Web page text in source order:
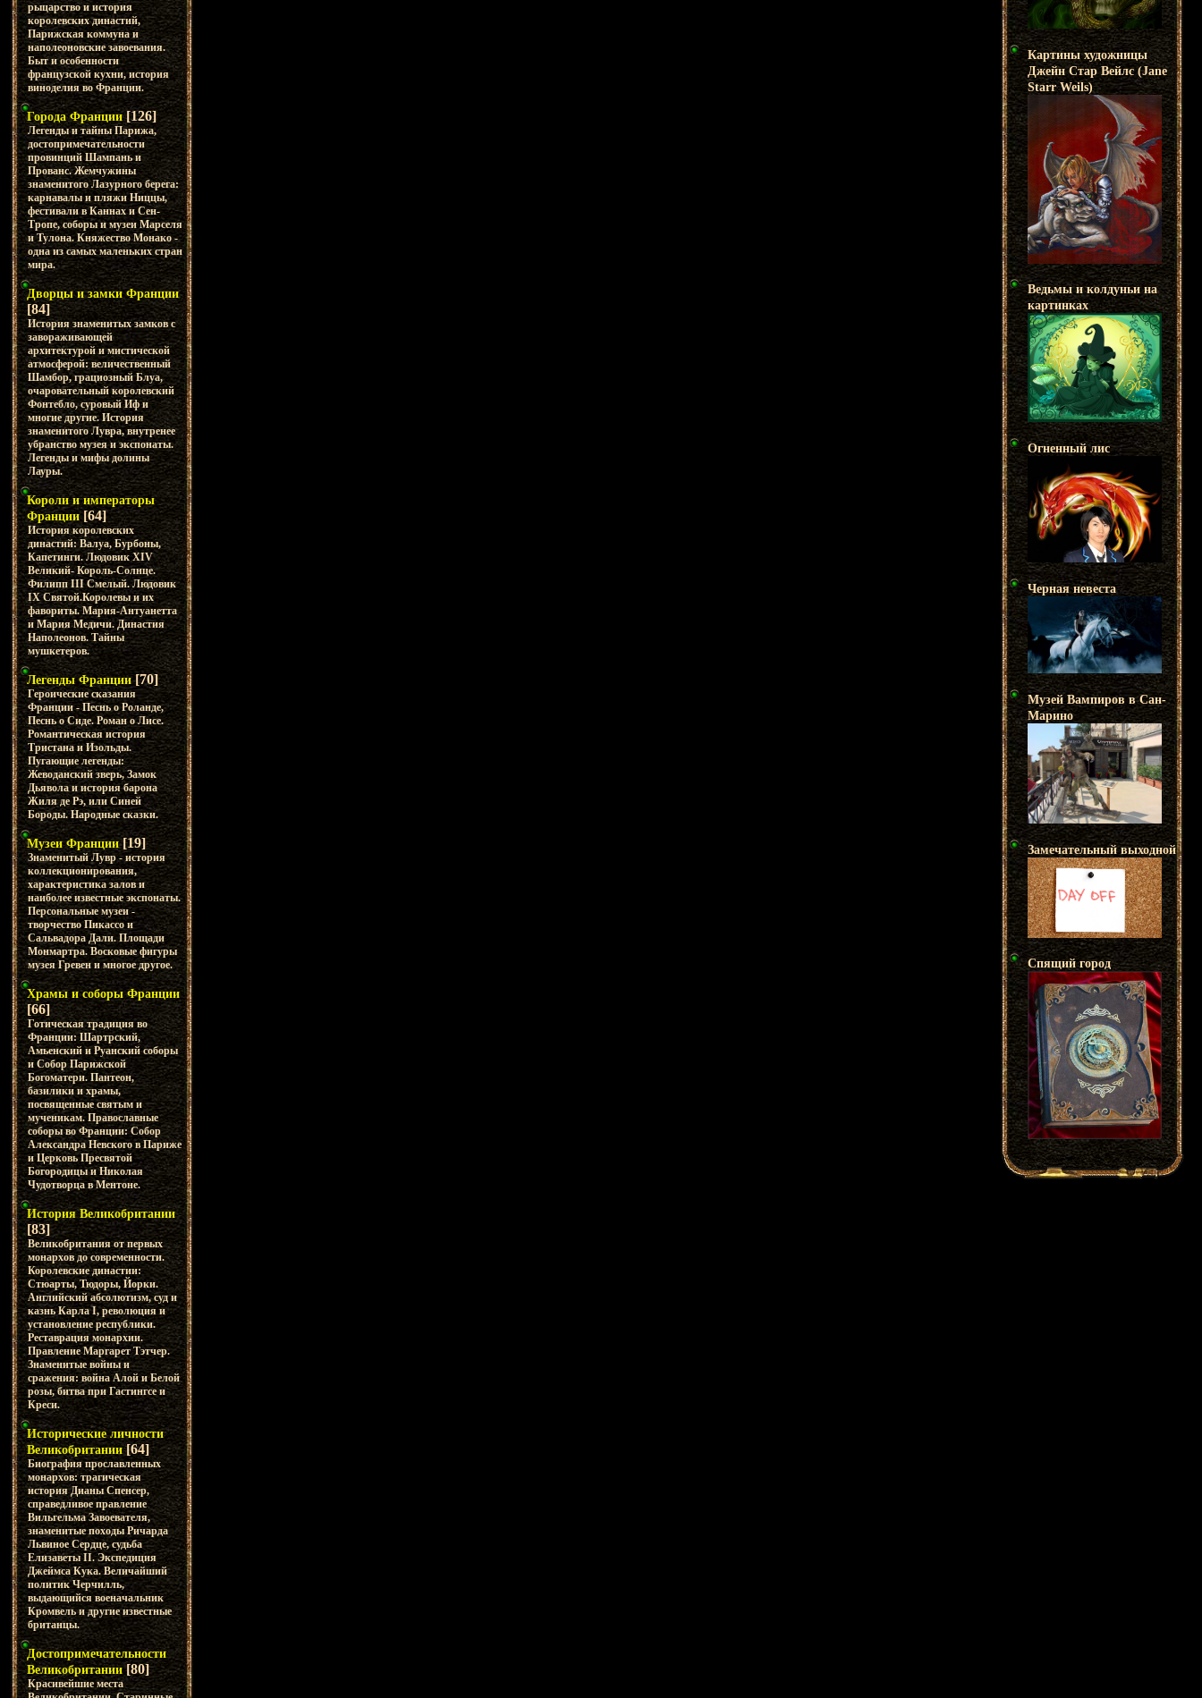
рыцарство и история
королевских династий,
Парижская коммуна и
наполеоновские завоевания.
Быт и особенности
французской кухни, история
виноделия во Франции.
Города Франции [126]
Легенды и тайны Парижа,
достопримечательности
провинций Шампань и
Прованс. Жемчужины
знаменитого Лазурного берега:
карнавалы и пляжи Ниццы,
фестивали в Каннах и Сен-
Тропе, соборы и музеи Марселя
и Тулона. Княжество Монако -
одна из самых маленьких стран
мира.
Дворцы и замки Франции
[84]
История знаменитых замков с
завораживающей
архитектурой и мистической
атмосферой: величественный
Шамбор, грациозный Блуа,
очаровательный королевский
Фонтебло, суровый Иф и
многие другие. История
знаменитого Лувра, внутренее
убранство музея и экспонаты.
Легенды и мифы долины
Лауры.
Короли и императоры
Франции [64]
История королевских
династий: Валуа, Бурбоны,
Капетинги. Людовик XIV
Великий- Король-Солнце.
Филипп III Смелый. Людовик
IX Святой.Королевы и их
фавориты. Мария-Антуанетта
и Мария Медичи. Династия
Наполеонов. Тайны
мушкетеров.
Легенды Франции [70]
Героические сказания
Франции - Песнь о Роланде,
Песнь о Сиде. Роман о Лисе.
Романтическая история
Тристана и Изольды.
Пугающие легенды:
Жеводанский зверь, Замок
Дьявола и история барона
Жиля де Рэ, или Синей
Бороды. Народные сказки.
Музеи Франции [19]
Знаменитый Лувр - история
коллекционирования,
характеристика залов и
наиболее известные экспонаты.
Персональные музеи -
творчество Пикассо и
Сальвадора Дали. Площади
Монмартра. Восковые фигуры
музея Гревен и многое другое.
Храмы и соборы Франции
[66]
Готическая традиция во
Франции: Шартрский,
Амьенский и Руанский соборы
и Собор Парижской
Богоматери. Пантеон,
базилики и храмы,
посвященные святым и
мученикам. Православные
соборы во Франции: Собор
Александра Невского в Париже
и Церковь Пресвятой
Богородицы и Николая
Чудотворца в Ментоне.
История Великобритании
[83]
Великобритания от первых
монархов до современности.
Королевские династии:
Стюарты, Тюдоры, Йорки.
Английский абсолютизм, суд и
казнь Карла I, революция и
установление республики.
Реставрация монархии.
Правление Маргарет Тэтчер.
Знаменитые войны и
сражения: война Алой и Белой
розы, битва при Гастингсе и
Креси.
Исторические личности
Великобритании [64]
Биография прославленных
монархов: трагическая
история Дианы Спенсер,
справедливое правление
Вильгельма Завоевателя,
знаменитые походы Ричарда
Львиное Сердце, судьба
Елизаветы II. Экспедиция
Джеймса Кука. Величайший
политик Черчилль,
выдающийся военачальник
Кромвель и другие известные
британцы.
Достопримечательности
Великобритании [80]
Красивейшие места
Картины художницы
Джейн Стар Вейлс (Jane
Starr Weils)
Ведьмы и колдуньи на
картинках
Огненный лис
Черная невеста
Музей Вампиров в Сан-
Марино
Замечательный выходной
Спящий город